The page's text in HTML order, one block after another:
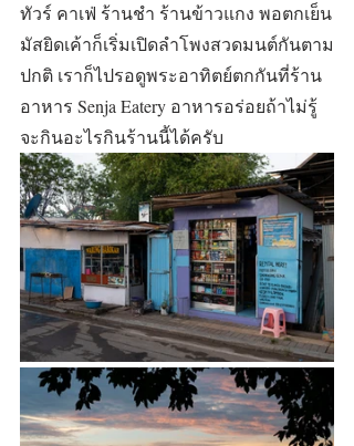
ทัวร์ คาเฟ่ ร้านชำ ร้านข้าวแกง พอตกเย็น
มัสยิดเค้าก็เริ่มเปิดลำโพงสวดมนต์กันตาม
ปกติ เราก็ไปรอดูพระอาทิตย์ตกกันที่ร้าน
อาหาร Senja Eatery อาหารอร่อยถ้าไม่รู้
จะกินอะไรกินร้านนี้ได้ครับ